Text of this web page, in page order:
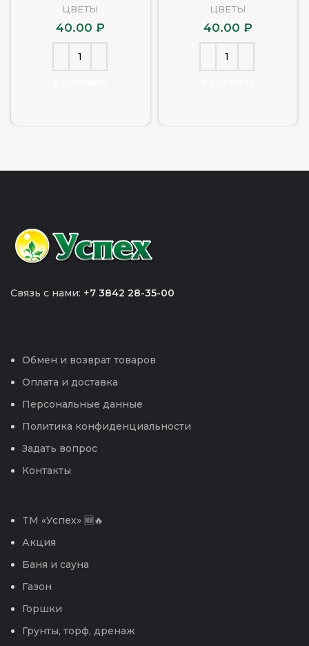
ЦВЕТЫ
40.00₽
ЦВЕТЫ
40.00 ₽
Связь с нами: +7 3842 28-35-00
Обмен и возврат товаров
Оплата и доставка
Персональные данные
Политика конфиденциальности
Задать вопрос
Контакты
TM «Успех» 🆕🔥
Акция
Баня и сауна
Газон
Горшки
Грунты, торф, дренаж